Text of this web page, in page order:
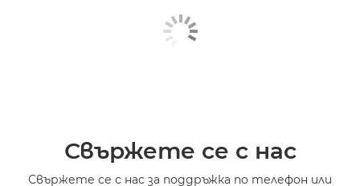
Свържете се с нас
Свържете се с нас за поддръжка по телефон или